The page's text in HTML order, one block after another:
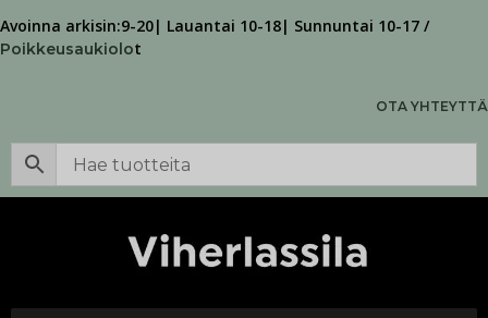
Avoinna arkisin:9-20| Lauantai 10-18| Sunnuntai 10-17 /
Poikkeusaukiolot
OTA YHTEYTTÄ